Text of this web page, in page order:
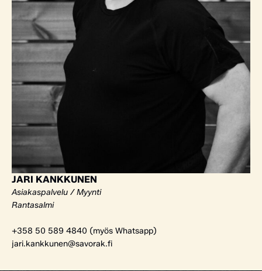
JARI KANKKUNEN
Asiakaspalvelu / Myynti
Rantasalmi
+358 50 589 4840 (myös Whatsapp)
jari.kankkunen@savorak.fi